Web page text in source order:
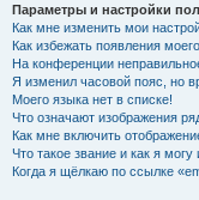
Параметры и настройки
Как мне изменить мои
Как избежать появления
На конференции
Я изменил часовой пояс, но
Моего языка нет в списке!
Что означают изображения
Как мне включить
Что такое звание и как я могу
Когда я щёлкаю по ссылке